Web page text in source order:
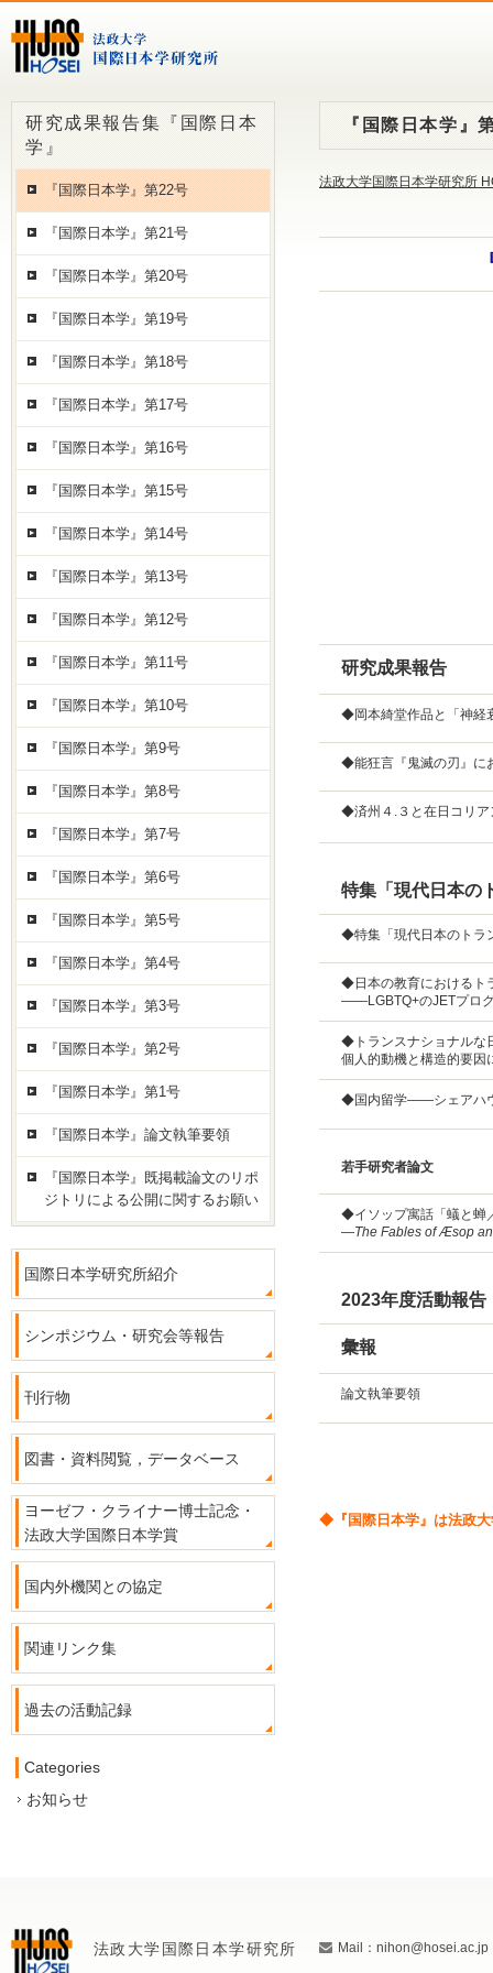
『国際日本学』
法政大学国際日本学研究所
研究成果報告
◆岡本綺堂作品と「神
◆能狂言『鬼滅の刃』
◆済州４.３と在日コリ
特集「現代日本の
◆特集「現代日本のトラ
◆日本の教育におけるト
――LGBTQ+のJETプロ
◆トランスナショナルな
個人的動機と構造的要
◆国内留学―—シェアハウ
若手研究者論文
◆イソップ寓話「蟻と蝉
—The Fables of Æsop
2023年度活動報告
彙報
論文執筆要領
◆『国際日本学』は法政大
研究成果報告集『国際日本
学』
『国際日本学』第22号
『国際日本学』第21号
『国際日本学』第20号
『国際日本学』第19号
『国際日本学』第18号
『国際日本学』第17号
『国際日本学』第16号
『国際日本学』第15号
『国際日本学』第14号
『国際日本学』第13号
『国際日本学』第12号
『国際日本学』第11号
『国際日本学』第10号
『国際日本学』第9号
『国際日本学』第8号
『国際日本学』第7号
『国際日本学』第6号
『国際日本学』第5号
『国際日本学』第4号
『国際日本学』第3号
『国際日本学』第2号
『国際日本学』第1号
『国際日本学』論文執筆要領
『国際日本学』既掲載論文のリポ
ジトリによる公開に関するお願い
国際日本学研究所紹介
シンポジウム・研究会等報告
刊行物
図書・資料閲覧，データベース
ヨーゼフ・クライナー博士記念・
法政大学国際日本学賞
国内外機関との協定
関連リンク集
過去の活動記録
Categories
お知らせ
法政大学国際日本学研究所 Mail：nihon@hosei.ac.jp